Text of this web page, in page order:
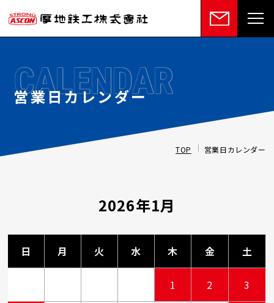
営業日カレンダー
CALENDAR
TOP 営業日カレンダー
2026年1月
日 月 火 水 木 金 土
1 2 3